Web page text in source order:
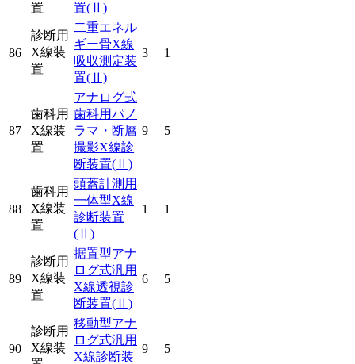
置
置(Ⅱ)
86
診断用
X線装
置
二重エネル
ギー骨X線
吸収測定装
置(Ⅱ)
3 1
87
歯科用
X線装
置
アナログ式
歯科用パノ
ラマ・断層
撮影X線診
断装置(Ⅱ)
9 5
88
歯科用
X線装
置
頭蓋計測用
一体型X線
診断装置
(Ⅱ)
1 1
89
診断用
X線装
置
据置型アナ
ログ式汎用
X線透視診
断装置(Ⅱ)
6 5
90
診断用
X線装
移動型アナ
ログ式汎用
X線診断装
9 5